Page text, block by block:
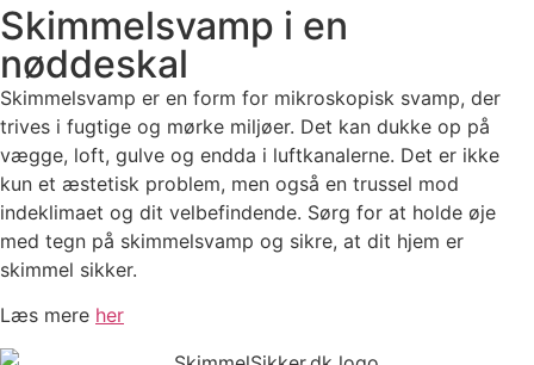
Skimmelsvamp i en
nøddeskal
Skimmelsvamp er en form for mikroskopisk svamp, der
trives i fugtige og mørke miljøer. Det kan dukke op på
vægge, loft, gulve og endda i luftkanalerne. Det er ikke
kun et æstetisk problem, men også en trussel mod
indeklimaet og dit velbefindende. Sørg for at holde øje
med tegn på skimmelsvamp og sikre, at dit hjem er
skimmel sikker.
Læs mere her